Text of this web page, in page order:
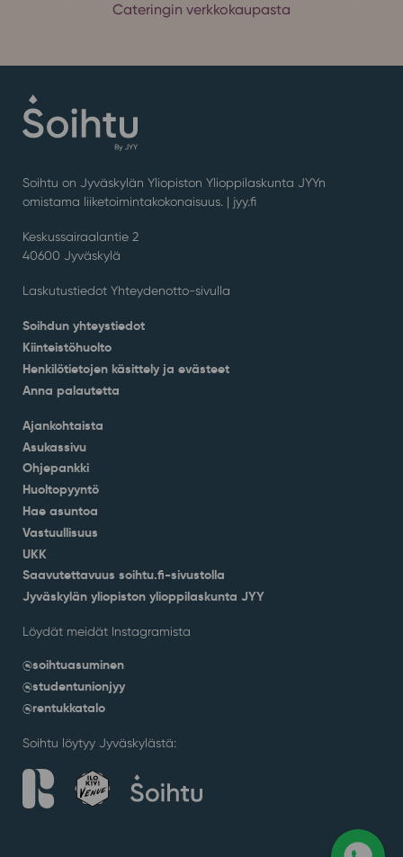
Cateringin verkkokaupasta
Soihtu on Jyväskylän Yliopiston Ylioppilaskunta JYYn
omistama liiketoimintakokonaisuus. | jyy.fi
Keskussairaalantie 2
40600 Jyväskylä
Laskutustiedot Yhteydenotto-sivulla
Soihdun yhteystiedot
Kiinteistöhuolto
Henkilötietojen käsittely ja evästeet
Anna palautetta
Ajankohtaista
Asukassivu
Ohjepankki
Huoltopyyntö
Hae asuntoa
Vastuullisuus
UKK
Saavutettavuus soihtu.fi-sivustolla
Jyväskylän yliopiston ylioppilaskunta JYY
Löydät meidät Instagramista
@soihtuasuminen
@studentunionjyy
@rentukkatalo
Soihtu löytyy Jyväskylästä: